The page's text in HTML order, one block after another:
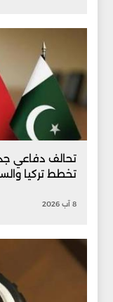
تحالف دفاعي
تخطط تركيا
8 آب 2026